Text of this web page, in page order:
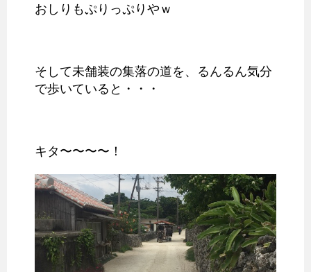
おしりもぷりっぷりやｗ
そして未舗装の集落の道を、るんるん気分
で歩いていると・・・
キタ〜〜〜〜！